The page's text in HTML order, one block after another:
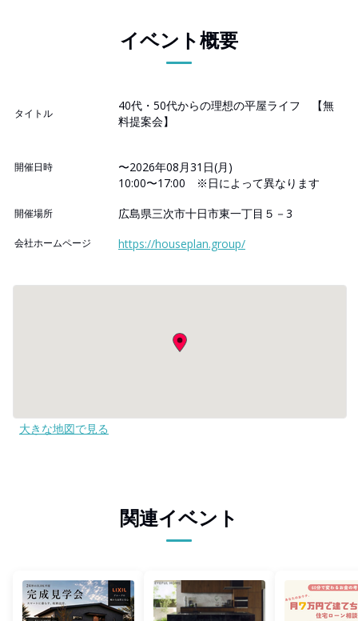
イベント概要
タイトル
40代・50代からの理想の平屋ライフ 【無
料提案会】
開催日時
〜2026年08月31日(月)
10:00〜17:00 ※日によって異なります
開催場所 広島県三次市十日市東一丁目５－3
会社ホームページ https://houseplan.group/
大きな地図で見る
関連イベント